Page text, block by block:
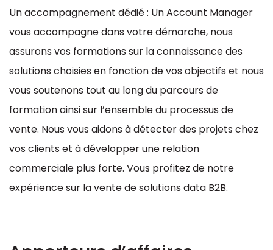
Un accompagnement dédié : Un Account Manager
vous accompagne dans votre démarche, nous
assurons vos formations sur la connaissance des
solutions choisies en fonction de vos objectifs et nous
vous soutenons tout au long du parcours de
formation ainsi sur l’ensemble du processus de
vente. Nous vous aidons à détecter des projets chez
vos clients et à développer une relation
commerciale plus forte. Vous profitez de notre
expérience sur la vente de solutions data B2B.